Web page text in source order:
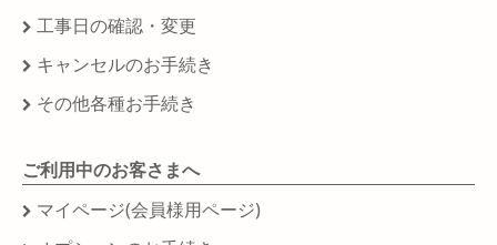
工事日の確認・変更
キャンセルのお手続き
その他各種お手続き
ご利用中のお客さまへ
マイページ(会員様用ページ)